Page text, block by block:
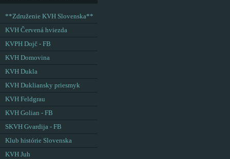
**Združenie KVH Slovenska**
KVH Červená hviezda
KVPH Dojč - FB
KVH Domovina
KVH Dukla
KVH Dukliansky priesmyk
KVH Feldgrau
KVH Golian - FB
SKVH Gvardija - FB
Klub histórie Slovenska
KVH Juh